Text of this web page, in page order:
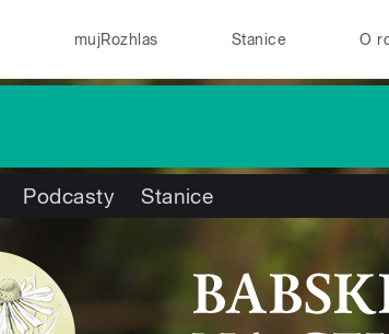
mujRozhlas Stanice O
Podcasty Stanice